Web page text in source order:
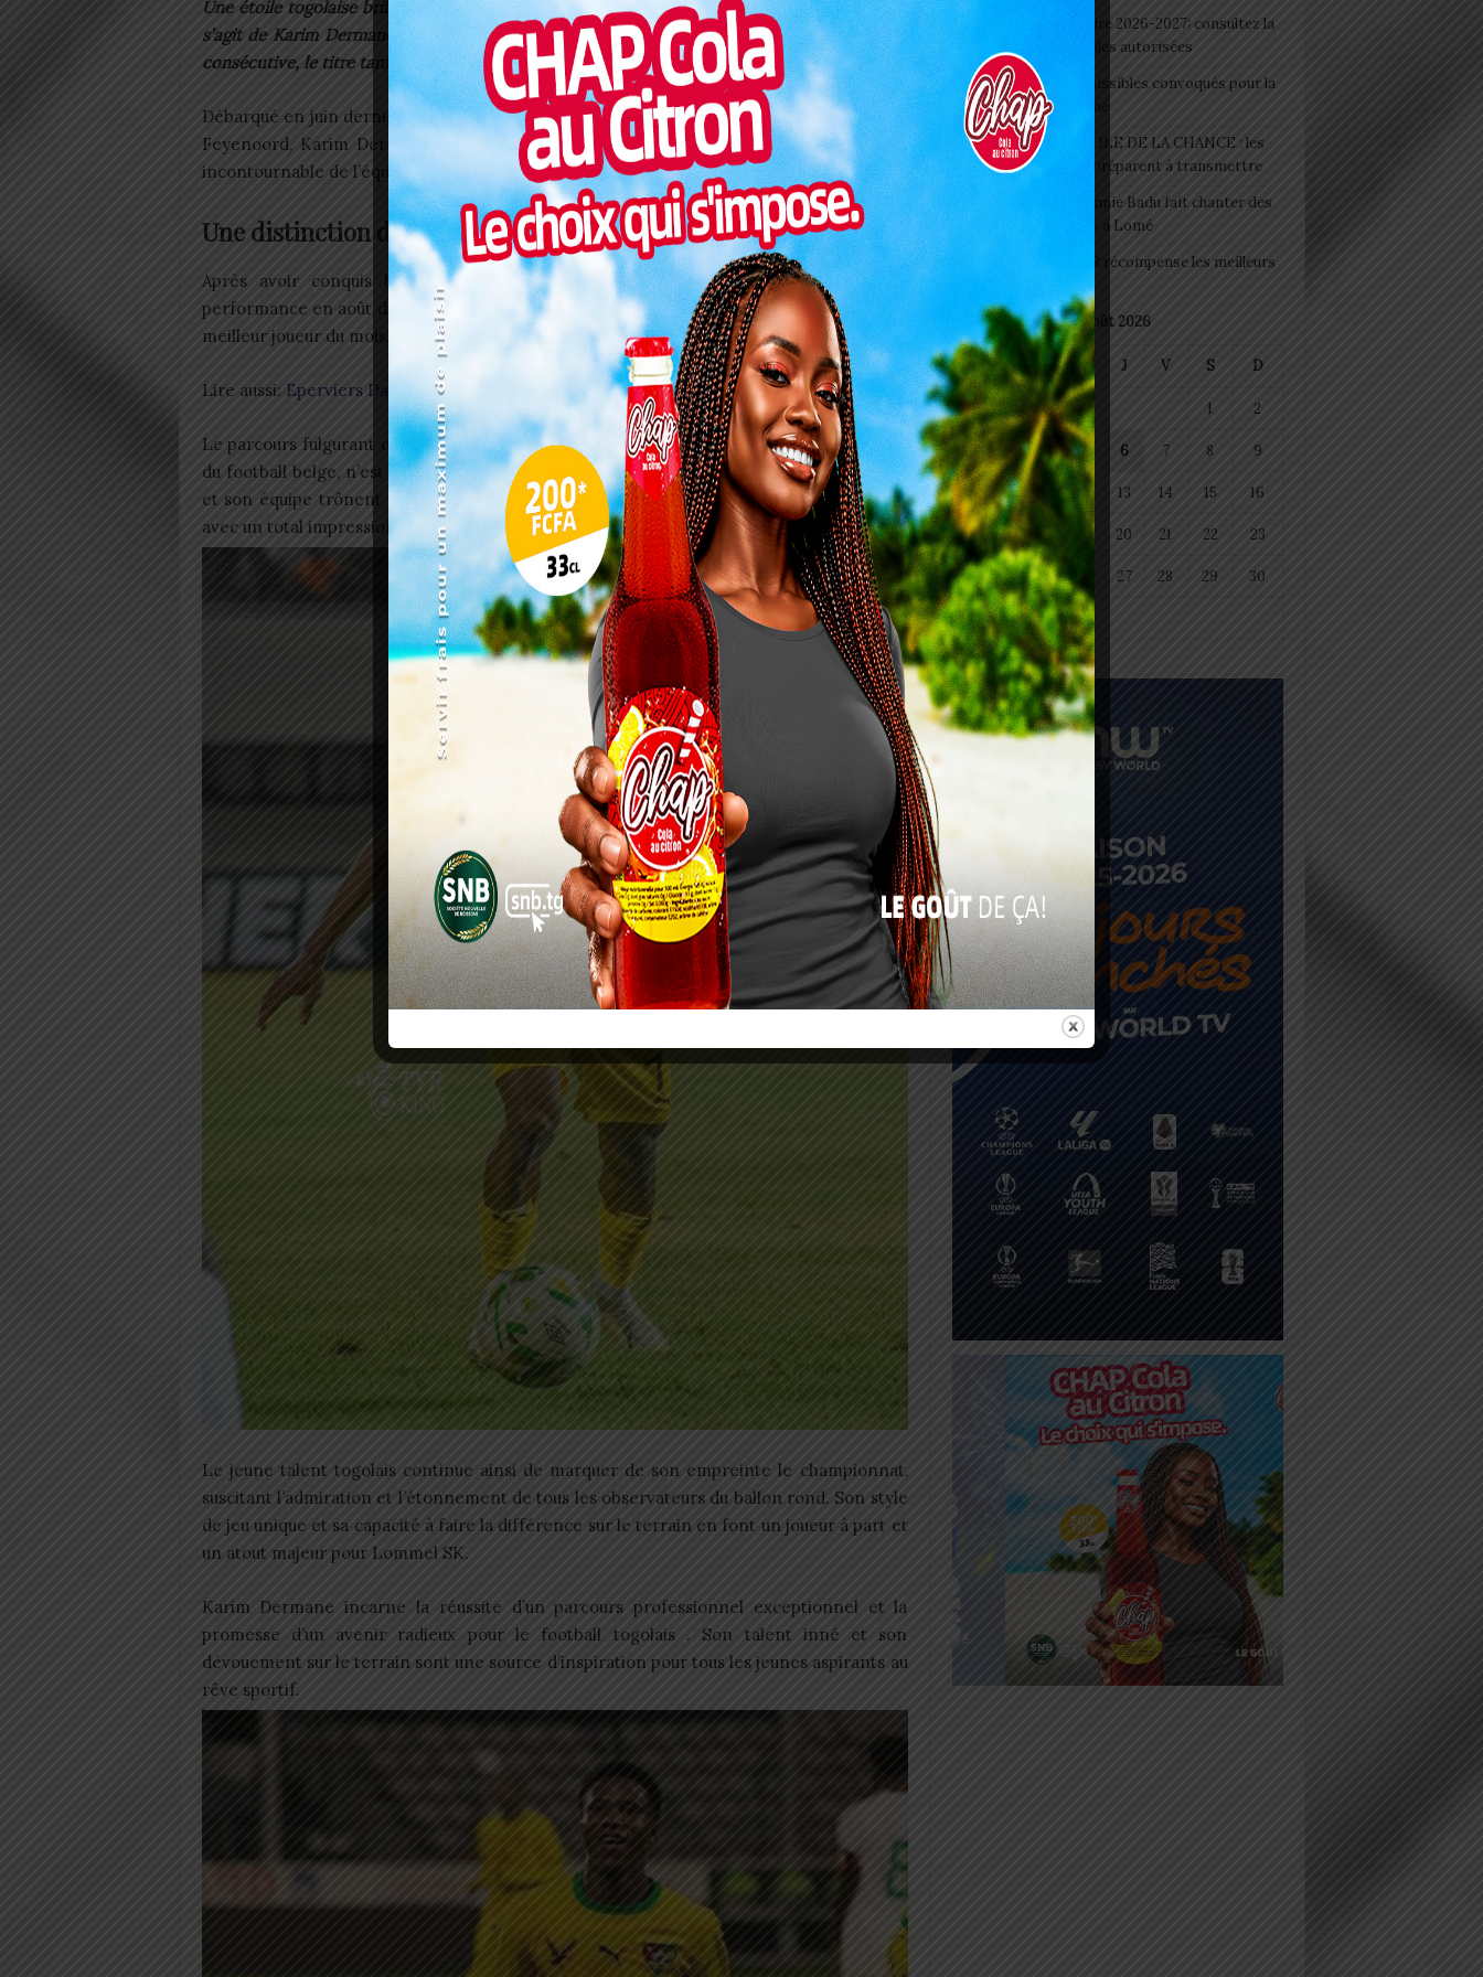
Une étoile togolaise brille dans les cieux de la Belgique plus précisément au Lommel SK. Il
s’agit de Karim Dermane, le prodige togolais qui vient de s’adjuger, pour la deuxième fois
consécutive, le titre tant convoité de meilleur joueur du mois au sein de son club.
Débarqué en juin dernier sur les terres de la deuxième division belge en provenance de
Feyenoord, Karim Dermane a su, en un temps record, s’imposer comme un élément
incontournable de l’équipe.
Une distinction de plus pour Karim Dermane
Après avoir conquis le cœur des supporters et les critiques élogieuses avec sa
performance en août dernier, il a récidivé en septembre, décrochant ainsi le trophée du
meilleur joueur du mois.
Lire aussi: Eperviers Dames/Primes impayées: Le ministère des sports s&rsquo;explique
Le parcours fulgurant de Dermane, qui est en train d’inscrire son nom dans les annales
du football belge, n’est pas passé inaperçu. À l’issue de sept journées de compétition, lui
et son équipe trônent fièrement en tête du classement de la deuxième division belge,
avec un total impressionnant de 15 points.
Le jeune talent togolais continue ainsi de marquer de son empreinte le championnat,
suscitant l’admiration et l’étonnement de tous les observateurs du ballon rond. Son style
de jeu unique et sa capacité à faire la différence sur le terrain en font un joueur à part et
un atout majeur pour Lommel SK.
Karim Dermane incarne la réussite d’un parcours professionnel exceptionnel et la
promesse d’un avenir radieux pour le football togolais . Son talent inné et son
dévouement sur le terrain sont une source d’inspiration pour tous les jeunes aspirants au
rêve sportif.
Togo/ Rentrée scolaire 2026-2027: consultez la
liste officielle des écoles autorisées
ESSAL 2026 : les admissibles convoqués pour la
visite médicale à Lomé
SWEDD+ Togo / ECOLE DE LA CHANCE : les
maitres-artisans se préparent à transmettre
Glory Night 2026: Sonnie Badu fait chanter des
milliers de personnes à Lomé
Vogan : AGRI-ESPOIR récompense les meilleurs
août 2026
L M M J V S D
1 2
3 4 5 6 7 8 9
10 11 12 13 14 15 16
17 18 20 21 22 23
24 25 26 27 28 29 30
31
« Juil